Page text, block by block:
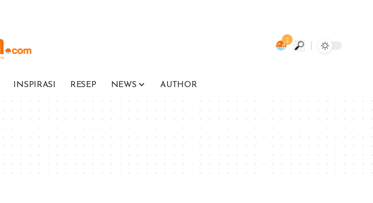
3
INSPIRASI RESEP NEWS AUTHOR